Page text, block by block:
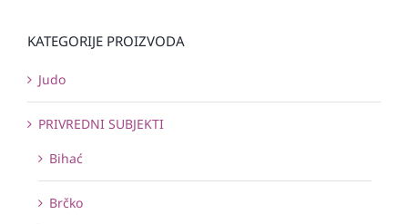
KATEGORIJE PROIZVODA
Judo
PRIVREDNI SUBJEKTI
Bihać
Brčko